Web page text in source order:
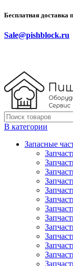
Бесплатная доставка
Sale@pishblock.ru
В категории
Запасные